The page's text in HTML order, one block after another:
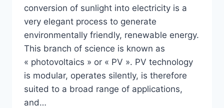
conversion of sunlight into electricity is a
very elegant process to generate
environmentally friendly, renewable energy.
This branch of science is known as
« photovoltaics » or « PV ». PV technology
is modular, operates silently, is therefore
suited to a broad range of applications,
and…